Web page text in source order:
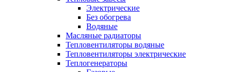
Электрические
Без обогрева
Водяные
Масляные радиаторы
Тепловентиляторы водяные
Тепловентиляторы электрические
Теплогенераторы